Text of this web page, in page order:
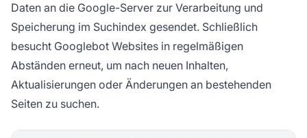
Daten an die Google-Server zur Verarbeitung und
Speicherung im Suchindex gesendet. Schließlich
besucht Googlebot Websites in regelmäßigen
Abständen erneut, um nach neuen Inhalten,
Aktualisierungen oder Änderungen an bestehenden
Seiten zu suchen.